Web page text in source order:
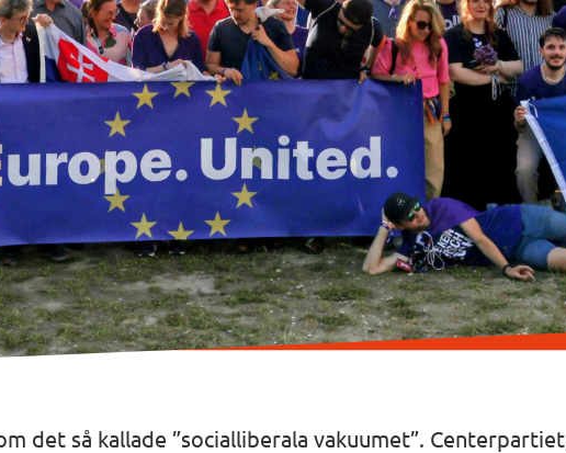
det så kallade ”socialliberala vakuumet”. Centerpartiet,